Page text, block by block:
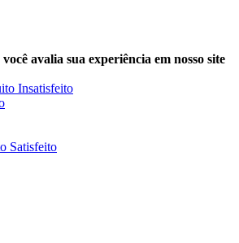
avalia sua experiência em nosso site
Insatisfeito
Satisfeito